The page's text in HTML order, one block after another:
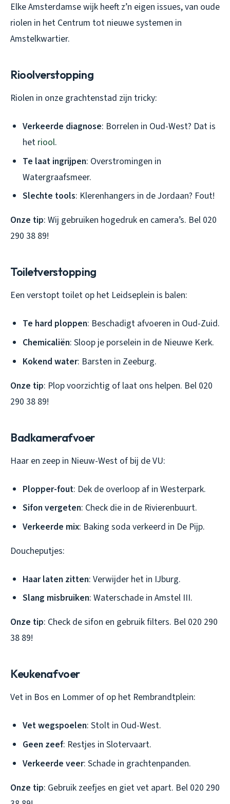
Elke Amsterdamse wijk heeft z’n eigen issues, van oude
riolen in het Centrum tot nieuwe systemen in
Amstelkwartier.
Rioolverstopping
Riolen in onze grachtenstad zijn tricky:
Verkeerde diagnose: Borrelen in Oud-West? Dat is
het riool.
Te laat ingrijpen: Overstromingen in
Watergraafsmeer.
Slechte tools: Klerenhangers in de Jordaan? Fout!
Onze tip: Wij gebruiken hogedruk en camera’s. Bel 020
290 38 89!
Toiletverstopping
Een verstopt toilet op het Leidseplein is balen:
Te hard ploppen: Beschadigt afvoeren in Oud-Zuid.
Chemicaliën: Sloop je porselein in de Nieuwe Kerk.
Kokend water: Barsten in Zeeburg.
Onze tip: Plop voorzichtig of laat ons helpen. Bel 020
290 38 89!
Badkamerafvoer
Haar en zeep in Nieuw-West of bij de VU:
Plopper-fout: Dek de overloop af in Westerpark.
Sifon vergeten: Check die in de Rivierenbuurt.
Verkeerde mix: Baking soda verkeerd in De Pijp.
Doucheputjes:
Haar laten zitten: Verwijder het in IJburg.
Slang misbruiken: Waterschade in Amstel III.
Onze tip: Check de sifon en gebruik filters. Bel 020 290
38 89!
Keukenafvoer
Vet in Bos en Lommer of op het Rembrandtplein:
Vet wegspoelen: Stolt in Oud-West.
Geen zeef: Restjes in Slotervaart.
Verkeerde veer: Schade in grachtenpanden.
Onze tip: Gebruik zeefjes en giet vet apart. Bel 020 290